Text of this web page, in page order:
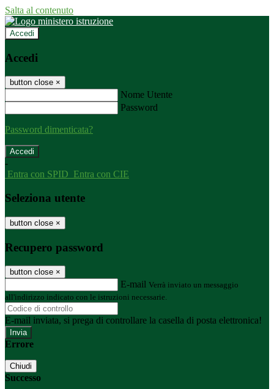
Salta al contenuto
Accedi
Accedi
button close ×
Nome Utente
Password
Password dimenticata?
-
Entra con SPID Entra con CIE
Seleziona utente
button close ×
Recupero password
button close ×
E-mail Verrà inviato un messaggio
all'indirizzo indicato con le istruzioni necessarie.
E-mail inviata, si prega di controllare la casella di posta elettronica!
Errore
Chiudi
Successo